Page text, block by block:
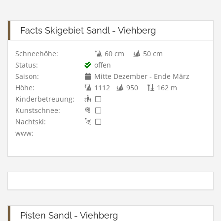
Facts Skigebiet Sandl - Viehberg
Schneehöhe: 60 cm
50 cm
Status:
offen
Saison:
Mitte Dezember - Ende März
Höhe:
1112 950
162 m
Kinderbetreuung:
Kunstschnee:
Nachtski:
www:
Pisten Sandl - Viehberg